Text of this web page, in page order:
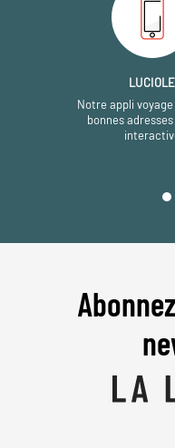
LUCIOLE
Notre appli voyage
bonnes